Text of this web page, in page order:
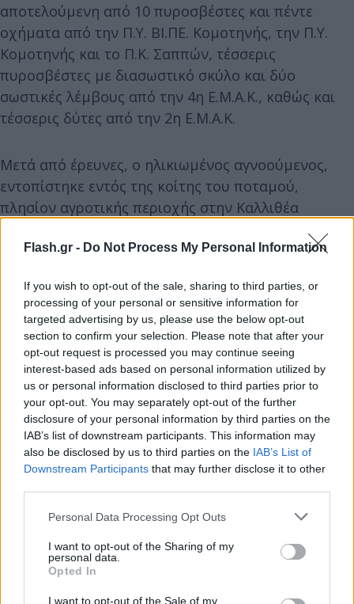
Flash.gr - Do Not Process My Personal Information
If you wish to opt-out of the sale, sharing to third parties, or
processing of your personal or sensitive information for
targeted advertising by us, please use the below opt-out
section to confirm your selection. Please note that after your
opt-out request is processed you may continue seeing
interest-based ads based on personal information utilized by
us or personal information disclosed to third parties prior to
your opt-out. You may separately opt-out of the further
disclosure of your personal information by third parties on the
IAB’s list of downstream participants. This information may
also be disclosed by us to third parties on the IAB’s List of
Downstream Participants that may further disclose it to other
Please note that this website/app uses one or more Google
not limited to your visit or usage behaviour. You may click to
grant or deny consent to Google and its third-party tags to
use your data for below specified purposes in below Google
consent section.
Personal Data Processing Opt Outs
I want to opt-out of the Sharing of my
personal data.
Opted In
I want to opt-out of the Sale of my
αποτελούμενη από 10 πυροσβέστες και πέντε
οχήματα από την Π.Υ. ΒΙ.ΠΕ. Κομοτηνής, την Π.Υ.
Κομοτηνής και το Π.Κ. Σαππών, τέσσερις
πυροσβέστες με διασωστικό σκύλο και δύο
σωστικές λέμβους από την 4η Ε.Μ.Α.Κ., καθώς και
τέσσερις δύτες από την 2η Ε.Μ.Α.Κ.
Μετά από έρευνες, ο ηλικιωμένος αγνοούμενος,
εντοπίστηκε εντός της κοίτης του ποταμού,
πλησίον αγροτικής περιοχής στην Καλλιθέα
Πυροσβεστικού Σώματος.